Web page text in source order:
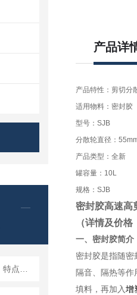
产品详
产品特性：剪切分
适用物料：密封胶
型号：SJB
分散轮直径：
产品类型：全新
罐容量：10L
规格：SJB
密封胶高速高
（详情及价
一、密封胶简介
密封胶是指随
隔音、隔热等
填料，再加入增